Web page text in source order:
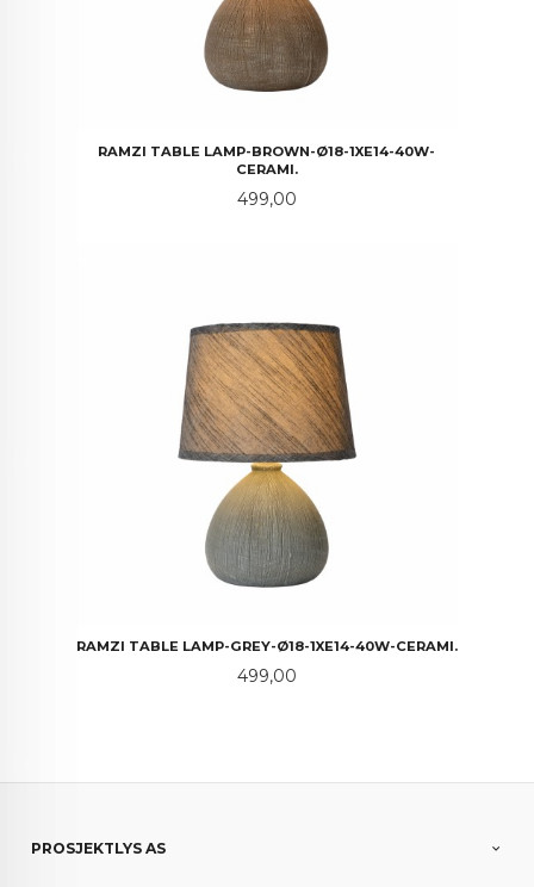
RAMZI TABLE LAMP-BROWN-Ø18-1XE14-40W-
CERAMI.
Pris
499,00
RAMZI TABLE LAMP-GREY-Ø18-1XE14-40W-CERAMI.
Pris
499,00
PROSJEKTLYS AS